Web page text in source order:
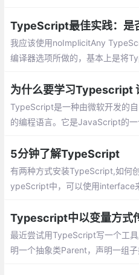
TypeScript最佳实践：
我应该使用noImplicitAny
编译器选项所做的，基本上是将
了一些，因为简单的：
TypeScript是一种由微软开发的
的编程语言。它是JavaScript的一
以编译成纯JavaScript。
任何浏览器、任何计算机和任何
运行，并且是开源的。
5分钟了解TypeScript
有两种方式安装TypeScript,如何
ypeScript中，可以使用interface
要的一个功能就是基于类的面向
Typescript中以变量方式
最近尝试用TypeScript写一个工
明一个抽象类Parent，声明一组